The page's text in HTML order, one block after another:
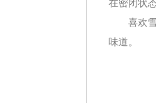
在密闭状
喜欢雪
味道。